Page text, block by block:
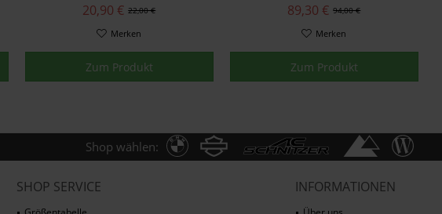
22,00 €
20,90 €
Merken
Zum Produkt
94,00 €
89,30 €
Merken
Zum Produkt
Shop wählen:
SHOP SERVICE INFORMATIONEN